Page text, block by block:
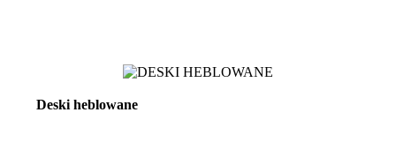
Deski heblowane